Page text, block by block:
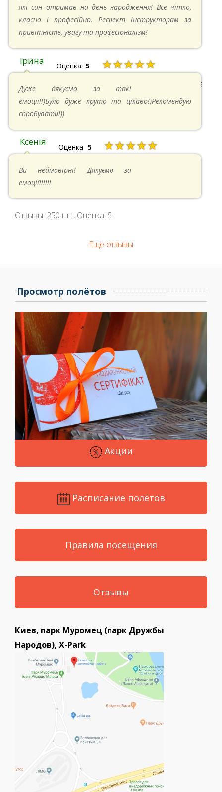
які син отримав на день народження! Все чітко,
класно і професійно. Респект інструкторам за
привітність, увагу та професіоналізм!
Ірина Оценка 5 ★★★★★
11.05.2024 в 15:48
Дуже дякуємо за такі
емоції!!)Було дуже круто та цікаво!)Рекомендую
спробувати!))
Ксенія Оценка 5 ★★★★★
Ви неймовірні! Дякуємо за
емоції!!!!!!
Отзывы: 250 шт., Оценка: 5
Еще отзывы
Просмотр полётов
Акции
Расписание полётов
Правила посещения
Отзывы
Киев, парк Муромец (парк Дружбы
Народов), X-Park